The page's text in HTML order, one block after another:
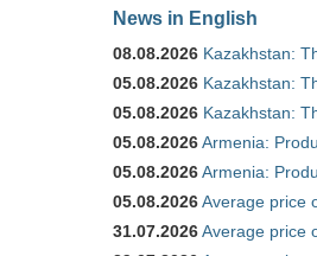
News in English
08.08.2026 Kazakhstan:
05.08.2026 Kazakhstan:
05.08.2026 Kazakhstan:
05.08.2026Armenia:
05.08.2026Armenia:
05.08.2026Average price
31.07.2026Average price